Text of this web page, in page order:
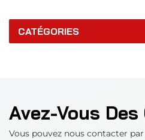
CATÉGORIES
Avez-Vous
Vous pouvez nous contacter